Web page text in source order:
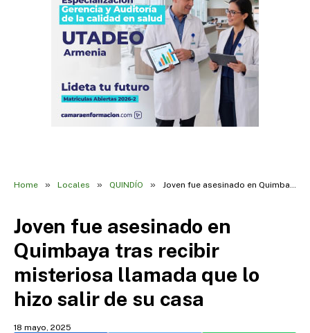
Home » Locales » QUINDÍO » Joven fue asesinado en Quimbaya tras recibir misteriosa llamada que lo hizo salir de su casa
Joven fue asesinado en
Quimbaya tras recibir
misteriosa llamada que lo
hizo salir de su casa
18 mayo, 2025